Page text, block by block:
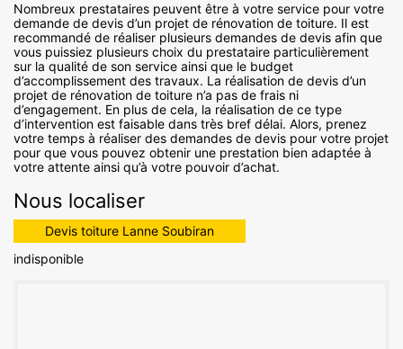
Nombreux prestataires peuvent être à votre service pour votre
demande de devis d’un projet de rénovation de toiture. Il est
recommandé de réaliser plusieurs demandes de devis afin que
vous puissiez plusieurs choix du prestataire particulièrement
sur la qualité de son service ainsi que le budget
d’accomplissement des travaux. La réalisation de devis d’un
projet de rénovation de toiture n’a pas de frais ni
d’engagement. En plus de cela, la réalisation de ce type
d’intervention est faisable dans très bref délai. Alors, prenez
votre temps à réaliser des demandes de devis pour votre projet
pour que vous pouvez obtenir une prestation bien adaptée à
votre attente ainsi qu’à votre pouvoir d’achat.
Nous localiser
Devis toiture Lanne Soubiran
indisponible